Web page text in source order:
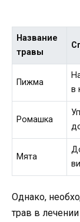
Название
травы
Пижма
в
Ромашка
Мята
Однако,
трав в